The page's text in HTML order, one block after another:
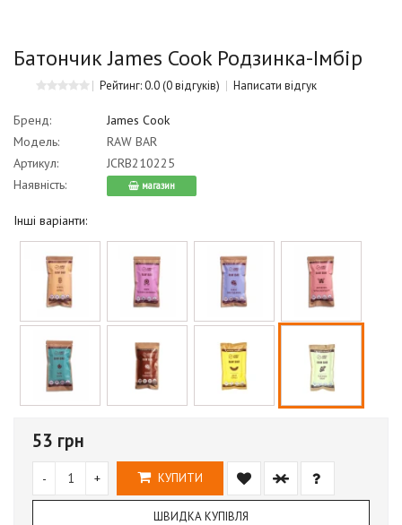
Батончик James Cook Родзинка-Імбір
Рейтинг: 0.0(0 відгуків) Написати відгук
Бренд:
James Cook
Модель:
RAW BAR
Артикул:
JCRB210225
Наявність:
магазин
Інші варіанти:
53 грн
- + КУПИТИ
ШВИДКА КУПІВЛЯ